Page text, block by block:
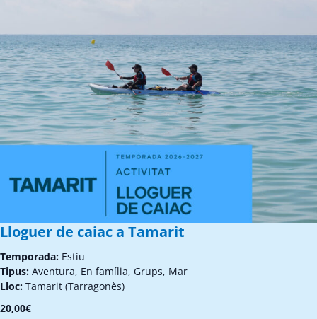
Lloguer de caiac a Tamarit
Temporada: Estiu
Tipus: Aventura, En família, Grups, Mar
Lloc: Tamarit (Tarragonès)
20,00€